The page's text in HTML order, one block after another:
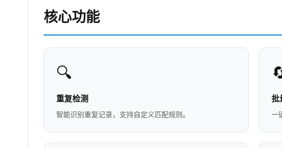
核心功能
🔍
重复检测
智能识别重复记录，支持自定义匹配规则。
批
一